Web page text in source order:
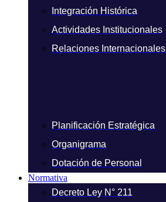
Integración Histórica
Actividades Institucionales
Relaciones Internacionales
Planificación Estratégica
Organigrama
Dotación de Personal
Normativa
Decreto Ley N° 211